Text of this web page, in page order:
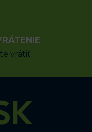
vrátiť